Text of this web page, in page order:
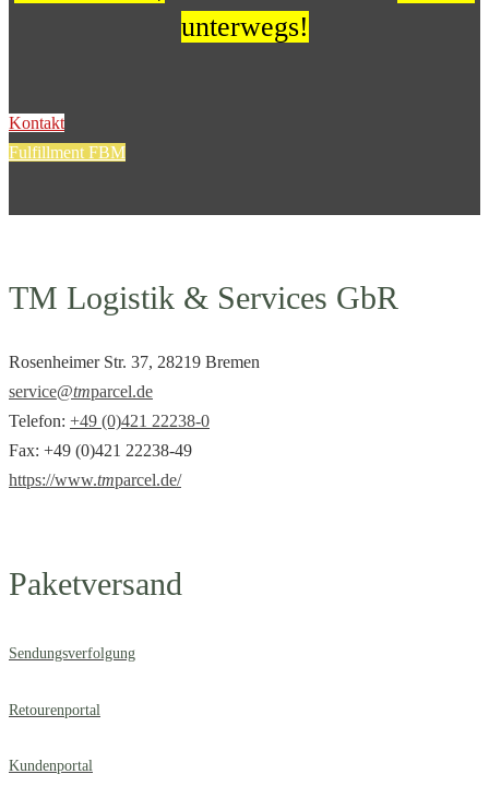
unterwegs!
Kontakt
Fulfillment FBM
TM Logistik & Services GbR
Rosenheimer Str. 37, 28219 Bremen
service@tmparcel.de
Telefon: +49 (0)421 22238-0
Fax: +49 (0)421 22238-49
https://www.tmparcel.de/
Paketversand
Sendungsverfolgung
Retourenportal
Kundenportal